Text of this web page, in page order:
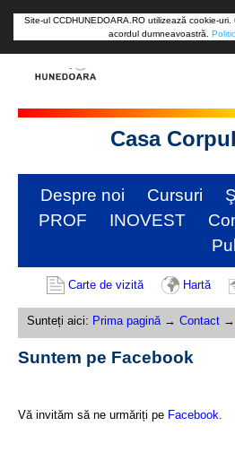
Site-ul CCDHUNEDOARA.RO utilizează cookie-
acordul dumneavoastră.
Casa
Despre noi Cursuri
PROF
INOVEST
Carte de vizită Hartă
Sunteți aici: Prima pagină→ Contact →
Suntem pe Facebook
Vă invităm să ne urmăriți pe Facebook.